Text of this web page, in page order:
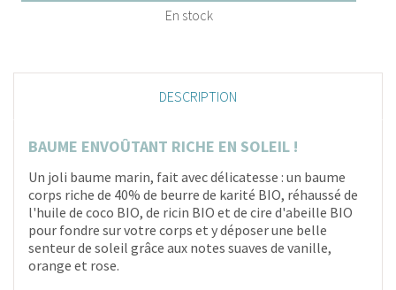
En stock
DESCRIPTION
BAUME ENVOÛTANT RICHE EN SOLEIL !
Un joli baume marin, fait avec délicatesse : un baume
corps riche de 40% de beurre de karité BIO, réhaussé de
l'huile de coco BIO, de ricin BIO et de cire d'abeille BIO
pour fondre sur votre corps et y déposer une belle
senteur de soleil grâce aux notes suaves de vanille,
orange et rose.